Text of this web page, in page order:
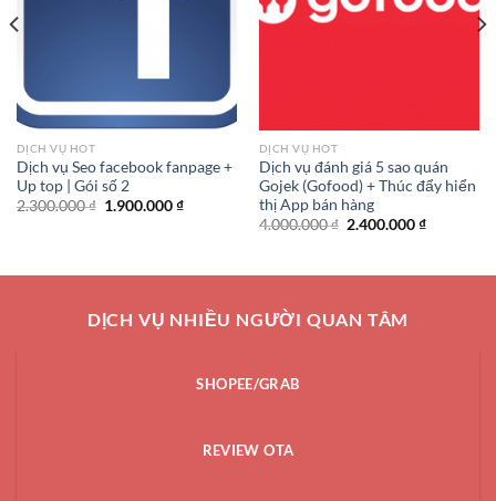
DỊCH VỤ HOT
Dịch vụ Seo facebook fanpage +
Up top | Gói số 2
2.300.000₫ Giá
1.900.000₫Giá
DỊCH VỤ HOT
Dịch vụ đánh giá 5 sao quán
Gojek (Gofood) + Thúc đẩy hiển
thị App bán hàng
4.000.000₫ Giá
2.400.000₫Giá
2.400.000
DỊCH VỤ NHIỀU NGƯỜI QUAN TÂM
SHOPEE/GRAB
REVIEW OTA